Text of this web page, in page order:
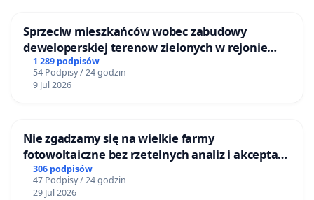
Sprzeciw mieszkańców wobec zabudowy
deweloperskiej terenow zielonych w rejonie
Bulwarów Straceńskich w Bielsku-Białej
1 289 podpisów
54 Podpisy / 24 godzin
9 Jul 2026
Nie zgadzamy się na wielkie farmy
fotowoltaiczne bez rzetelnych analiz i akceptacji
mieszkańców
306 podpisów
47 Podpisy / 24 godzin
29 Jul 2026